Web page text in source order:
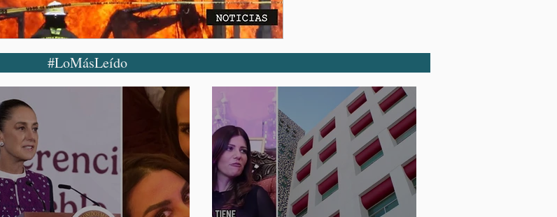
#LoMásLeído